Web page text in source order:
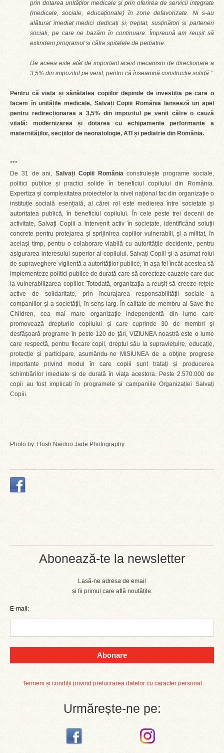
Abonează-te la newsletter
Lasă-ne adresa de email
și fii primul care află noutățile.
E-mail:
Abonare
Termeni și condiții privind prelucrarea datelor cu caracter personal
Urmărește-ne pe:
prin dotarea unităților medicale și prin oferirea de servicii integrate
(medicale, sociale, educaționale) în zone defavorizate. Ni s-au
alăturat imediat medici dedicați și, treptat, susținători și parteneri
sociali, pe care ne bazăm în continuare. Împreună am reușit să
extindem programul și către spitalele de pediatrie.
De aceea este atât de important acest mecanism de direcționare a
3,5% din impozitul pe venit, pentru că înseamnă construcție solidă.”
Pentru că viața și sănătatea copiilor depinde de investiția pe care o
facem în unitățile medicale, Salvați Copiii România lansează un apel
pentru redirecționarea a 3,5% din impozitul pe venit către o cauză
vitală: modernizarea și dotarea cu echipamente performante a
maternităţilor, secţiilor de neonatologie, ATI și pediatrie din România.
***
De 31 de ani,Salvați Copiii Româniaconstruiește programe sociale,
politici publice și practici solide în beneficiul copilului din România.
Expertiza și complexitatea proiectelor la nivel național fac din organizație o
instituție socială esențială, al cărei rol este medierea între societate și
autoritatea publică, în beneficiul copilului. În cele peste trei decenii de
activitate, Salvați Copiii a intervenit activ în societate, identificând soluții
concrete pentru protejarea și sprijinirea copiilor vulnerabili, și a militat, în
același timp, pentru o colaborare viabilă cu autoritățile decidente, pentru
asigurarea interesului superior al copilului. Salvați Copiii și-a asumat rolul
de supraveghere vigilentă a autorităților publice, în așa fel încât acestea să
implementeze politici publice de durată care să corecteze cauzele care duc
la vulnerabilizarea copiilor. Totodată, organizația a reușit să creeze rețele
active de solidaritate, prin încurajarea responsabilității sociale a
companiilor și a societății, în sens larg. În calitate de membru al Save the
Children, cea mai mare organizaţie independentă din lume care
promovează drepturile copilului şi care cuprinde 30 de membri şi
desfăşoară programe în peste 120 de ţări, VIZIUNEA noastră este o lume
care respectă, pentru fiecare copil, dreptul său la supraviețuire, educație,
protecție și participare, asumându-ne MISIUNEA de a obţine progrese
importante privind modul în care copiii sunt tratați și producerea
schimbărilor imediate și de durată în viaţa acestora. Peste 2.570.000 de
copii au fost implicați în programele și campaniile Organizației Salvați
Copiii.
Photo by: Hush Naidoo Jade Photography